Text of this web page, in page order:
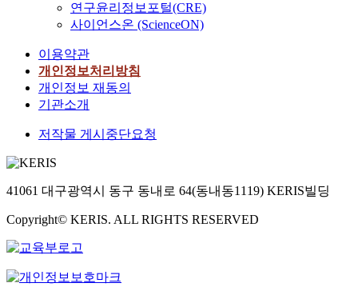
연구윤리정보포털(CRE)
사이언스온 (ScienceON)
이용약관
개인정보처리방침
개인정보 재동의
기관소개
저작물 게시중단요청
41061 대구광역시 동구 동내로 64(동내동1119) KERIS빌딩
Copyright© KERIS. ALL RIGHTS RESERVED